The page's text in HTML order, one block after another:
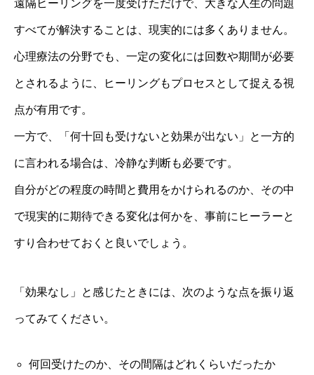
遠隔ヒーリングを一度受けただけで、大きな人生の問題
すべてが解決することは、現実的には多くありません。
心理療法の分野でも、一定の変化には回数や期間が必要
とされるように、ヒーリングもプロセスとして捉える視
点が有用です。
一方で、「何十回も受けないと効果が出ない」と一方的
に言われる場合は、冷静な判断も必要です。
自分がどの程度の時間と費用をかけられるのか、その中
で現実的に期待できる変化は何かを、事前にヒーラーと
すり合わせておくと良いでしょう。
「効果なし」と感じたときには、次のような点を振り返
ってみてください。
何回受けたのか、その間隔はどれくらいだったか